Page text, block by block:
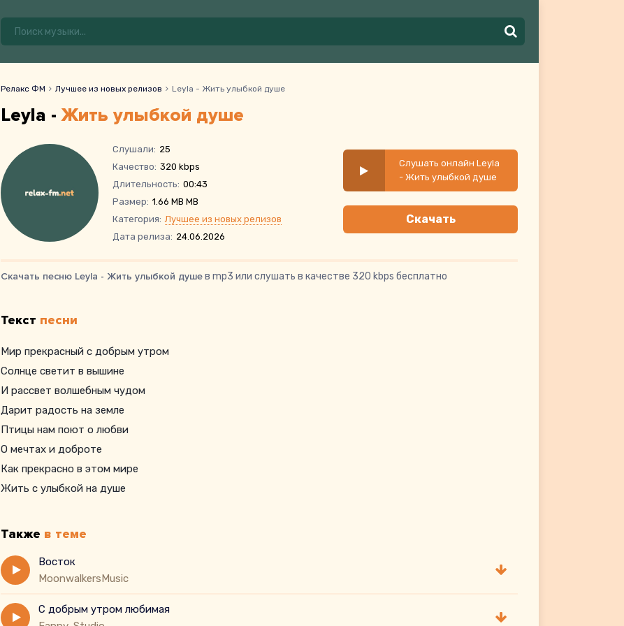
Релакс ФМ Лучшее из новых релизов Leyla - Жить улыбкой душе
Leyla -Жить улыбкой душе
Слушали: 25
Качество: 320 kbps
Длительность: 00:43
Размер: 1.66 MB MB
Категория: Лучшее из новых релизов
Дата релиза: 24.06.2026
Слушать онлайн Leyla
- Жить улыбкой душе
Скачать
Скачать песню Leyla - Жить улыбкой душев mp3 или слушать в качестве 320 kbps бесплатно
Текст песни
Мир прекрасный с добрым утром
Солнце светит в вышине
И рассвет волшебным чудом
Дарит радость на земле
Птицы нам поют о любви
О мечтах и доброте
Как прекрасно в этом мире
Жить с улыбкой на душе
Также в теме
Восток
MoonwalkersMusic
С добрым утром любимая